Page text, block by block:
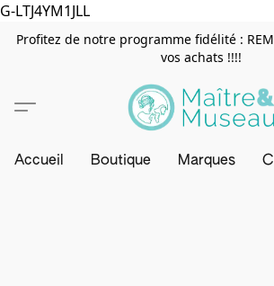
G-LTJ4YM1JLL
Profitez de notre programme fidélité :
vos achats !!!!
Accueil Boutique Marques